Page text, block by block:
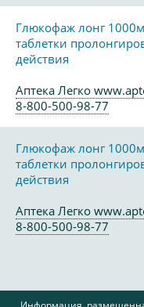
Глюкофаж лонг
таблетки
действия
Аптека Легко
8-800-500-98-77
Глюкофаж лонг
таблетки
действия
Аптека Легко
8-800-500-98-77